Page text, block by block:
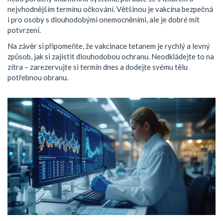
nejvhodnějším termínu očkování. Většinou je vakcína bezpečná
i pro osoby s dlouhodobými onemocněními, ale je dobré mít
potvrzení.
Na závěr si připomeňte, že vakcinace tetanem je rychlý a levný
způsob, jak si zajistit dlouhodobou ochranu. Neodkládejte to na
zítra – zarezervujte si termín dnes a dodejte svému tělu
potřebnou obranu.